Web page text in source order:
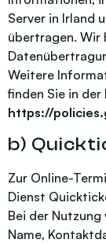
Server in Irland
übertragen. Wir
Weitere
finden Sie in
https://
b)
Zur Online-
Dienst
Bei der
Name,